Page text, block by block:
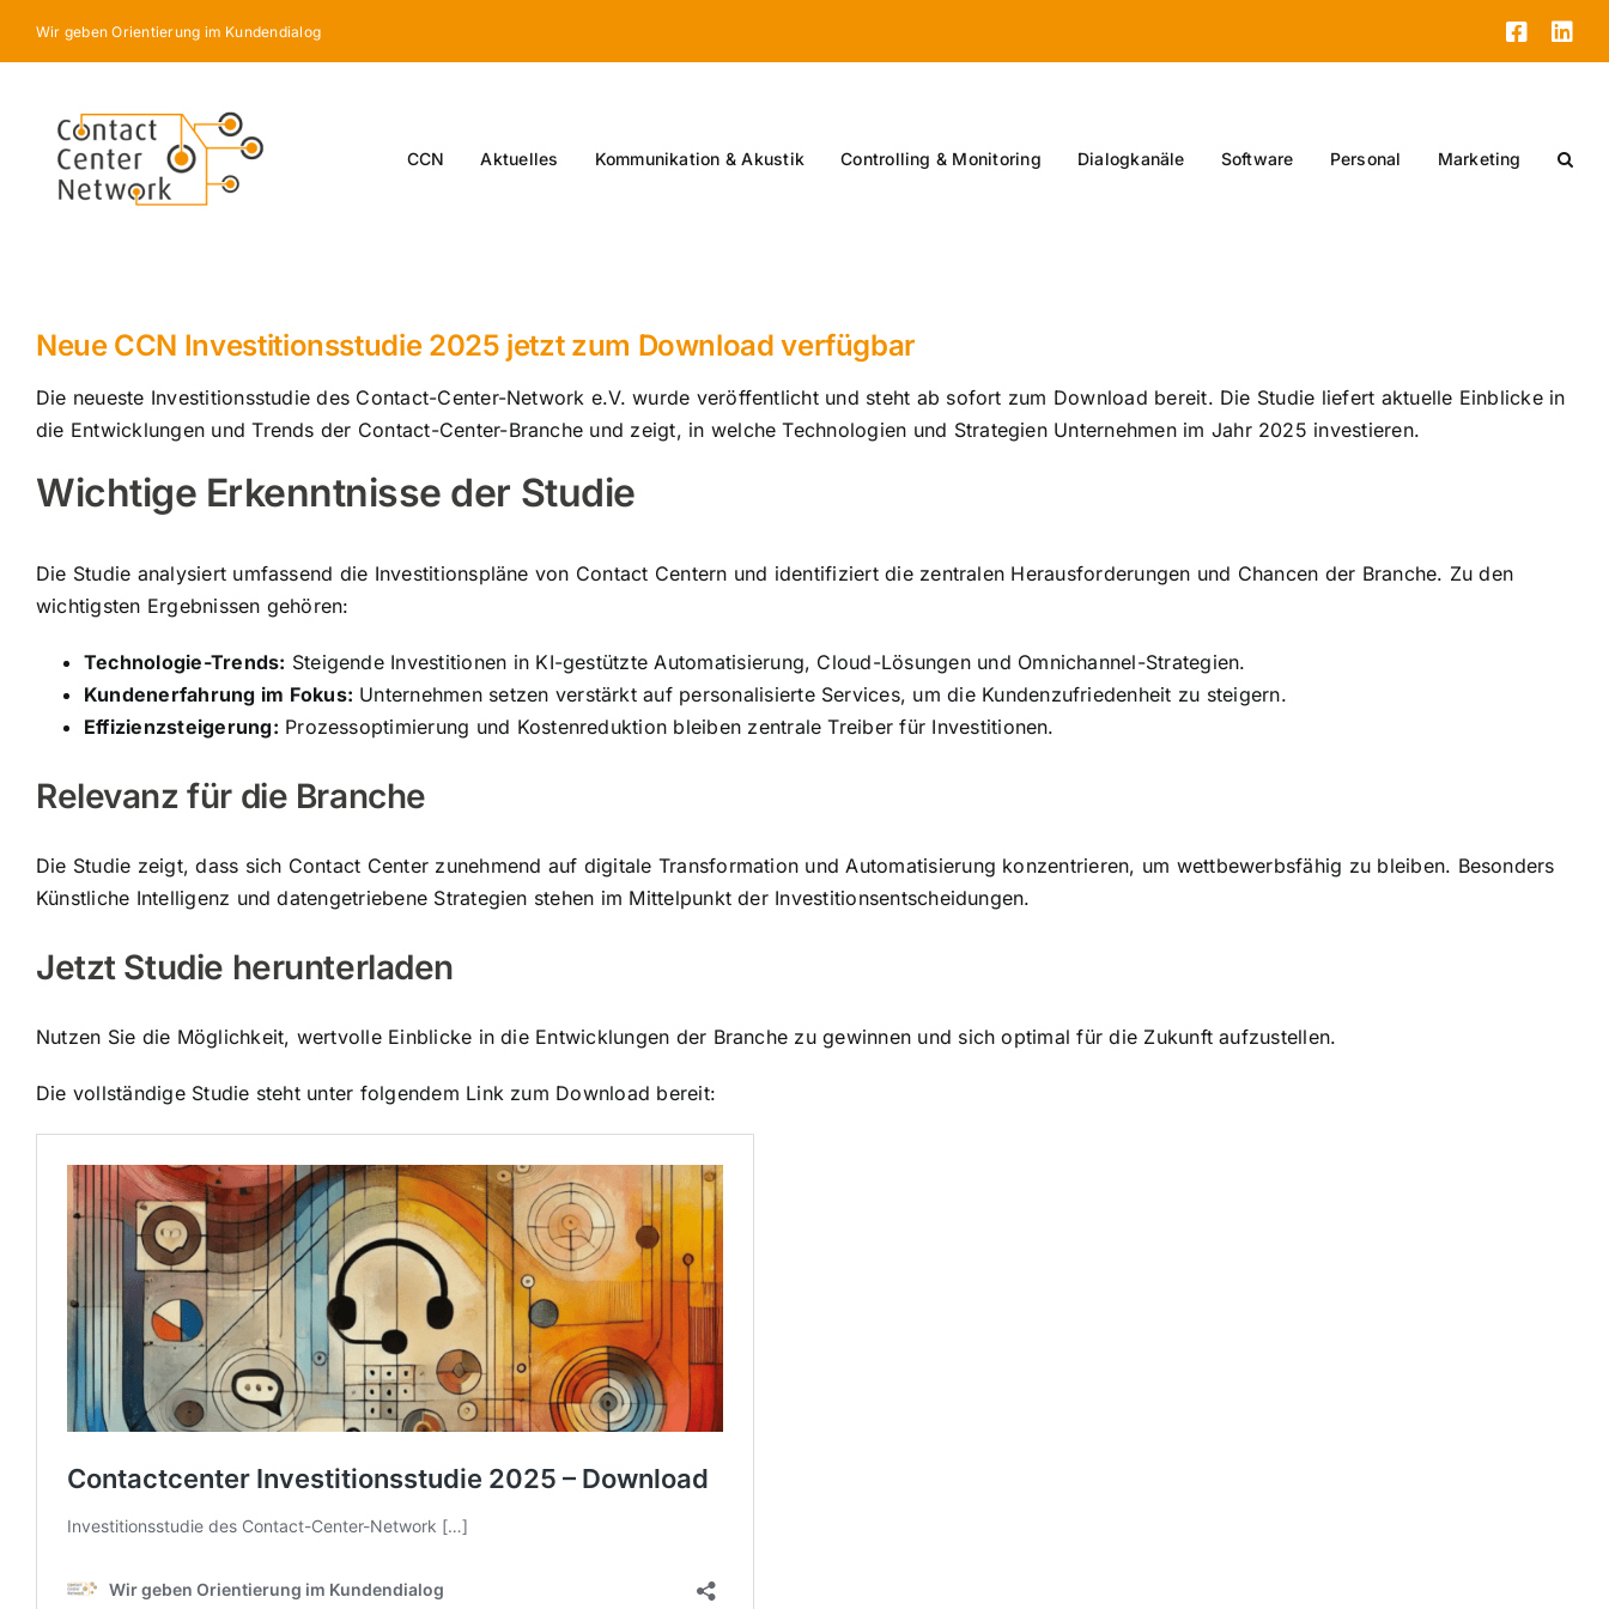
Wir geben Orientierung im Kundendialog
CCN Aktuelles Kommunikation & Akustik Controlling & Monitoring Dialogkanäle Software Personal Marketing
Neue CCN Investitionsstudie 2025 jetzt zum Download verfügbar
Die neueste Investitionsstudie des Contact-Center-Network e.V. wurde veröffentlicht und steht ab sofort zum Download bereit. Die Studie liefert aktuelle Einblicke in
die Entwicklungen und Trends der Contact-Center-Branche und zeigt, in welche Technologien und Strategien Unternehmen im Jahr 2025 investieren.
Wichtige Erkenntnisse der Studie
Die Studie analysiert umfassend die Investitionspläne von Contact Centern und identifiziert die zentralen Herausforderungen und Chancen der Branche. Zu den
wichtigsten Ergebnissen gehören:
Technologie-Trends: Steigende Investitionen in KI-gestützte Automatisierung, Cloud-Lösungen und Omnichannel-Strategien.
Kundenerfahrung im Fokus: Unternehmen setzen verstärkt auf personalisierte Services, um die Kundenzufriedenheit zu steigern.
Effizienzsteigerung: Prozessoptimierung und Kostenreduktion bleiben zentrale Treiber für Investitionen.
Relevanz für die Branche
Die Studie zeigt, dass sich Contact Center zunehmend auf digitale Transformation und Automatisierung konzentrieren, um wettbewerbsfähig zu bleiben. Besonders
Künstliche Intelligenz und datengetriebene Strategien stehen im Mittelpunkt der Investitionsentscheidungen.
Jetzt Studie herunterladen
Nutzen Sie die Möglichkeit, wertvolle Einblicke in die Entwicklungen der Branche zu gewinnen und sich optimal für die Zukunft aufzustellen.
Die vollständige Studie steht unter folgendem Link zum Download bereit: